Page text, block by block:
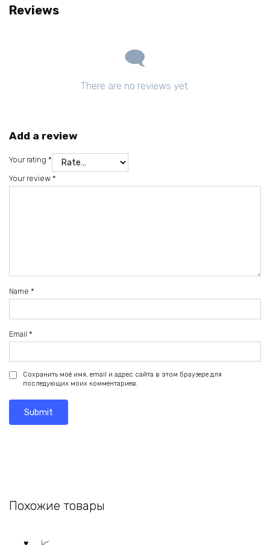
Reviews
There are no reviews yet.
Add a review
Your rating *
Your review *
Name *
Email *
Сохранить моё имя, email и адрес сайта в этом браузере для
последующих моих комментариев.
Похожие товары